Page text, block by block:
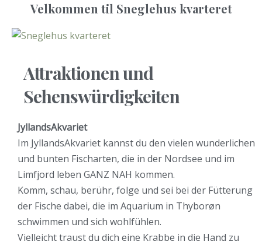
Velkommen til Sneglehus kvarteret
Attraktionen und
Sehenswürdigkeiten
JyllandsAkvariet
Im JyllandsAkvariet kannst du den vielen wunderlichen
und bunten Fischarten, die in der Nordsee und im
Limfjord leben GANZ NAH kommen.
Komm, schau, berühr, folge und sei bei der Fütterung
der Fische dabei, die im Aquarium in Thyborøn
schwimmen und sich wohlfühlen.
Vielleicht traust du dich eine Krabbe in die Hand zu